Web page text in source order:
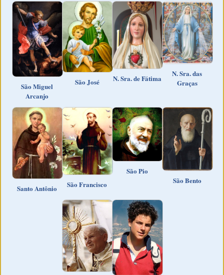
São Miguel
Arcanjo
São José N. Sra. de Fátima
N. Sra. das
Graças
Santo Antônio São Francisco
São Pio
São Bento